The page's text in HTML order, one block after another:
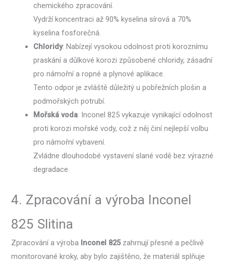
chemického zpracování.
Vydrží koncentraci až 90% kyselina sírová a 70%
kyselina fosforečná.
Chloridy: Nabízejí vysokou odolnost proti koroznímu
praskání a důlkové korozi způsobené chloridy, zásadní
pro námořní a ropné a plynové aplikace.
Tento odpor je zvláště důležitý u pobřežních plošin a
podmořských potrubí.
Mořská voda: Inconel 825 vykazuje vynikající odolnost
proti korozi mořské vody, což z něj činí nejlepší volbu
pro námořní vybavení.
Zvládne dlouhodobé vystavení slané vodě bez výrazné
degradace.
4. Zpracování a výroba Inconel
825 Slitina
Zpracování a výroba Inconel 825zahrnují přesné a pečlivě
monitorované kroky, aby bylo zajištěno, že materiál splňuje